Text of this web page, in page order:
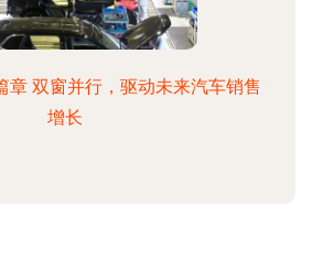
章 双窗并行，驱动未来汽车销售
增长